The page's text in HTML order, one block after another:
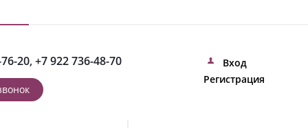
20, +7 922 736-48-70
Вход
Регистрация